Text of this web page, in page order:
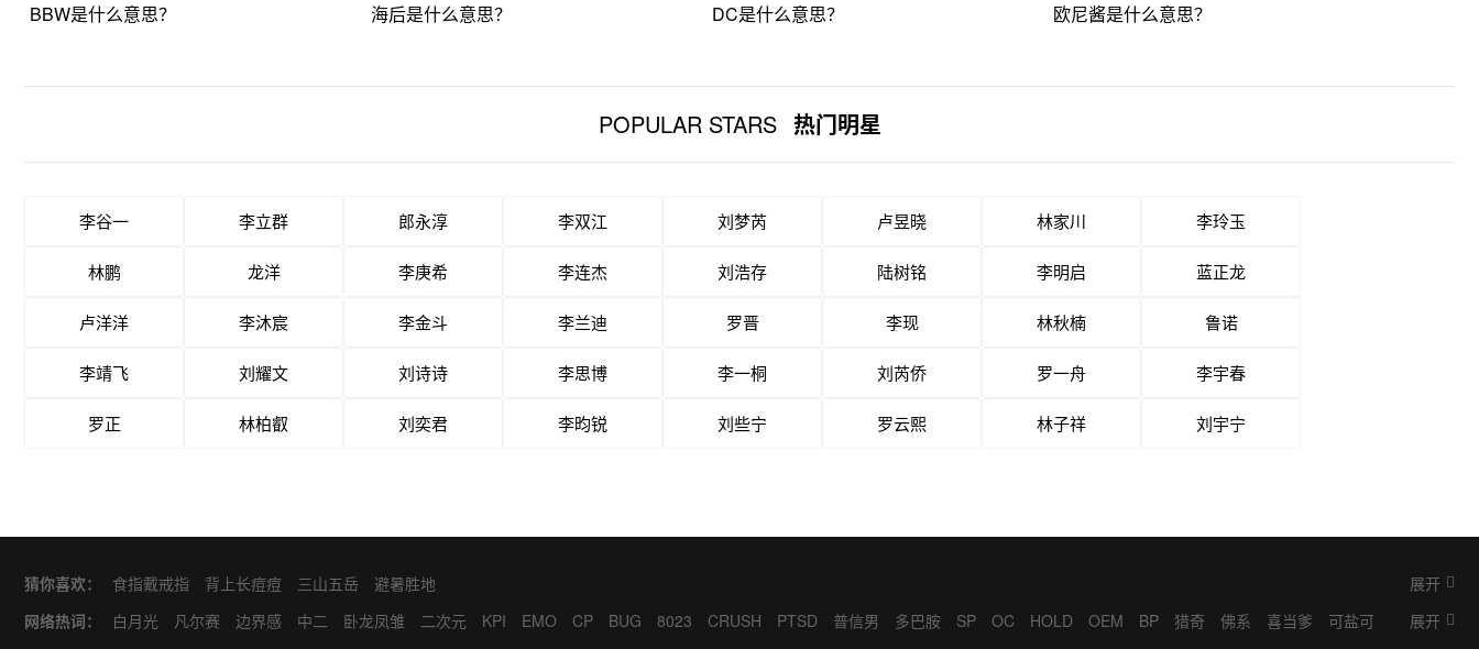
BBW是什么意思？ 海后是什么意思？ DC是什么意思？ 欧尼酱是什么意思？
POPULAR STARS 热门明星
李谷一 李立群 郎永淳 李双江 刘梦芮 卢昱晓 林家川 李玲玉
林鹏 龙洋 李庚希 李连杰 刘浩存 陆树铭 李明启 蓝正龙
卢洋洋 李沐宸 李金斗 李兰迪 罗晋 李现 林秋楠 鲁诺
李靖飞 刘耀文 刘诗诗 李思博 李一桐 刘芮侨 罗一舟 李宇春
罗正 林柏叡 刘奕君 李昀锐 刘些宁 罗云熙 林子祥 刘宇宁
猜你喜欢： 食指戴戒指 背上长痘痘 三山五岳 避暑胜地
展开
网络热词：
白月光 凡尔赛 边界感 中二 卧龙凤雏 二次元 KPI EMO CP BUG 8023 CRUSH PTSD 普信男 多巴胺 SP OC HOLD OEM BP 猎奇 佛系 喜当爹
可盐可
展开